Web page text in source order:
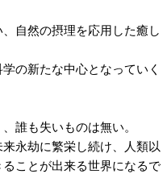
自然の摂理を応用した癒し
の新たな中心となっていく
誰も失いものは無い。
永劫に繁栄し続け、人類以
ことが出来る世界になるで